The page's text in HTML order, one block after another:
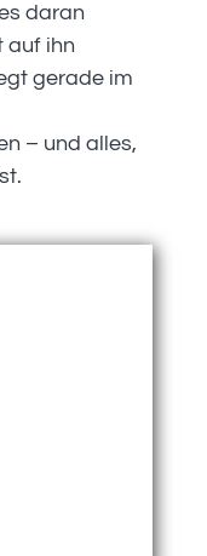
daran
auf ihn
gerade im
– und alles,